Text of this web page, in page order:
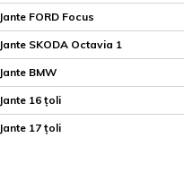
Jante FORD Focus
Jante SKODA Octavia 1
Jante BMW
Jante 16 țoli
Jante 17 țoli